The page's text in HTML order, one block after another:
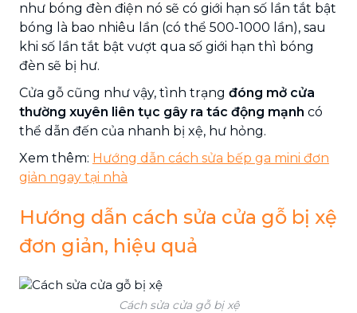
như bóng đèn điện nó sẽ có giới hạn số lần tắt bật
bóng là bao nhiêu lần (có thể 500-1000 lần), sau
khi số lần tắt bật vượt qua số giới hạn thì bóng
đèn sẽ bị hư.
Cửa gỗ cũng như vậy, tình trạng đóng mở cửa
thường xuyên liên tục gây ra tác động mạnh có
thể dẫn đến của nhanh bị xệ, hư hỏng.
Xem thêm: Hướng dẫn cách sửa bếp ga mini đơn
giản ngay tại nhà
Hướng dẫn cách sửa cửa gỗ bị xệ
đơn giản, hiệu quả
Cách sửa cửa gỗ bị xệ